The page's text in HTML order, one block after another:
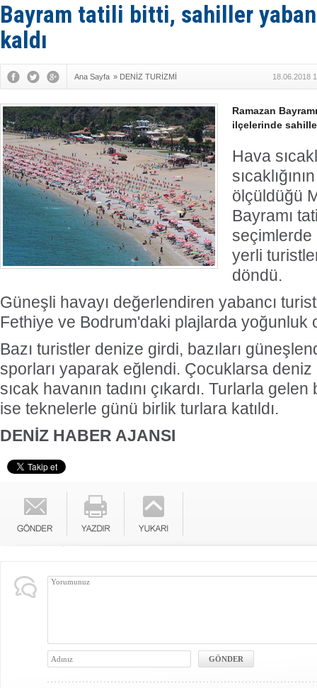
İTU AUV,
Bayram tatili bitti, sahiller
kaldı
Ana Sayfa » DENİZ TURİZMİ 18.06.2018
Ramazan
ilçelerinde
Hava
ölçüldüğü
Bayramı
yerli
döndü.
Güneşli havayı değerlendiren yabancı
Fethiye ve Bodrum'daki plajlarda yoğunluk
Bazı turistler denize girdi, bazıları
sporları yaparak eğlendi. Çocuklarsa
sıcak havanın tadını çıkardı. Turlarla
ise teknelerle günü birlik turlara katıldı.
DENİZ HABER AJANSI